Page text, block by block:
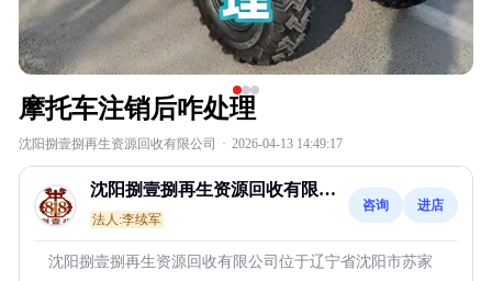
摩托车注销后咋处理
沈阳捌壹捌再生资源回收有限公司 · 2026-04-13 14:49:17
沈阳捌壹捌再生资源回收有限公
司
法人:李续军
咨询 进店
沈阳捌壹捌再生资源回收有限公司位于辽宁省沈阳市苏家